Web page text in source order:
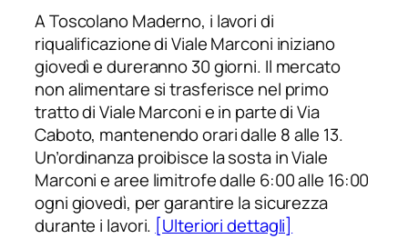
A Toscolano Maderno, i lavori di
riqualificazione di Viale Marconi iniziano
giovedì e dureranno 30 giorni. Il mercato
non alimentare si trasferisce nel primo
tratto di Viale Marconi e in parte di Via
Caboto, mantenendo orari dalle 8 alle 13.
Un’ordinanza proibisce la sosta in Viale
Marconi e aree limitrofe dalle 6:00 alle 16:00
ogni giovedì, per garantire la sicurezza
durante i lavori. [Ulteriori dettagli]